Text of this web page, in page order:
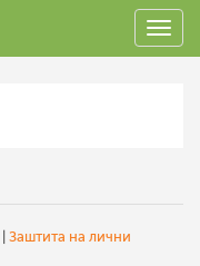
Заштита на лични